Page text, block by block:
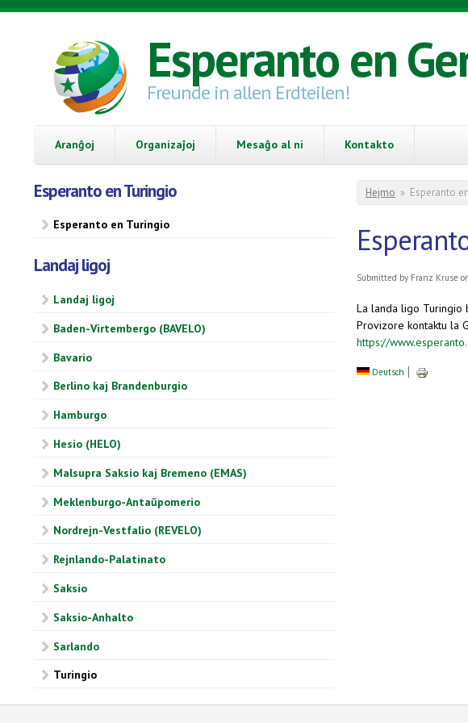
Skip to main content
Esperanto en
Freunde in allen Erdteilen!
Aranĝoj Organizaĵoj Mesaĝo al ni Kontakto
Esperanto en Turingio
Esperanto en Turingio
Landaj ligoj
Landaj ligoj
Baden-Virtembergo (BAVELO)
Bavario
Berlino kaj Brandenburgio
Hamburgo
Hesio (HELO)
Malsupra Saksio kaj Bremeno (EMAS)
Meklenburgo-Antaŭpomerio
Nordrejn-Vestfalio (REVELO)
Rejnlando-Palatinato
Saksio
Saksio-Anhalto
Sarlando
Turingio
You are
Hejmo » Esperanto
Submitted by Franz Kruse
La landa ligo Turingio
Provizore kontaktu la
https://
Deutsch